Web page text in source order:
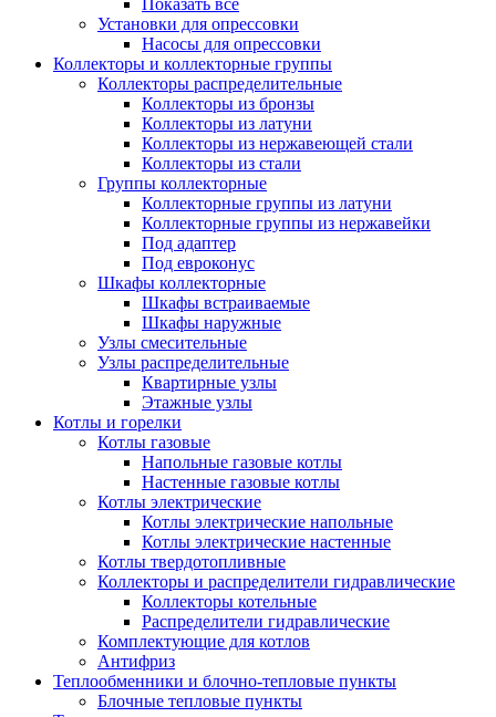
Показать все
Установки для опрессовки
Насосы для опрессовки
Коллекторы и коллекторные группы
Коллекторы распределительные
Коллекторы из бронзы
Коллекторы из латуни
Коллекторы из нержавеющей стали
Коллекторы из стали
Группы коллекторные
Коллекторные группы из латуни
Коллекторные группы из нержавейки
Под адаптер
Под евроконус
Шкафы коллекторные
Шкафы встраиваемые
Шкафы наружные
Узлы смесительные
Узлы распределительные
Квартирные узлы
Этажные узлы
Котлы и горелки
Котлы газовые
Напольные газовые котлы
Настенные газовые котлы
Котлы электрические
Котлы электрические напольные
Котлы электрические настенные
Котлы твердотопливные
Коллекторы и распределители гидравлические
Коллекторы котельные
Распределители гидравлические
Комплектующие для котлов
Антифриз
Теплообменники и блочно-тепловые пункты
Блочные тепловые пункты